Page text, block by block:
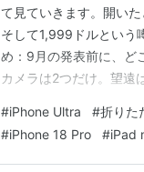
て見ていきます。開い
そして1,999ドルという
め：9月の発表前に、ど
カメラは2つだけ。望遠
にはならない 1,999ド
#iPhone Ultra #折りた
#iPhone 18 Pro #iPad